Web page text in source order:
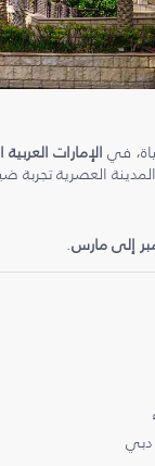
في الإمارات العربية
العصرية تجربة
إلى مارس.
دبي